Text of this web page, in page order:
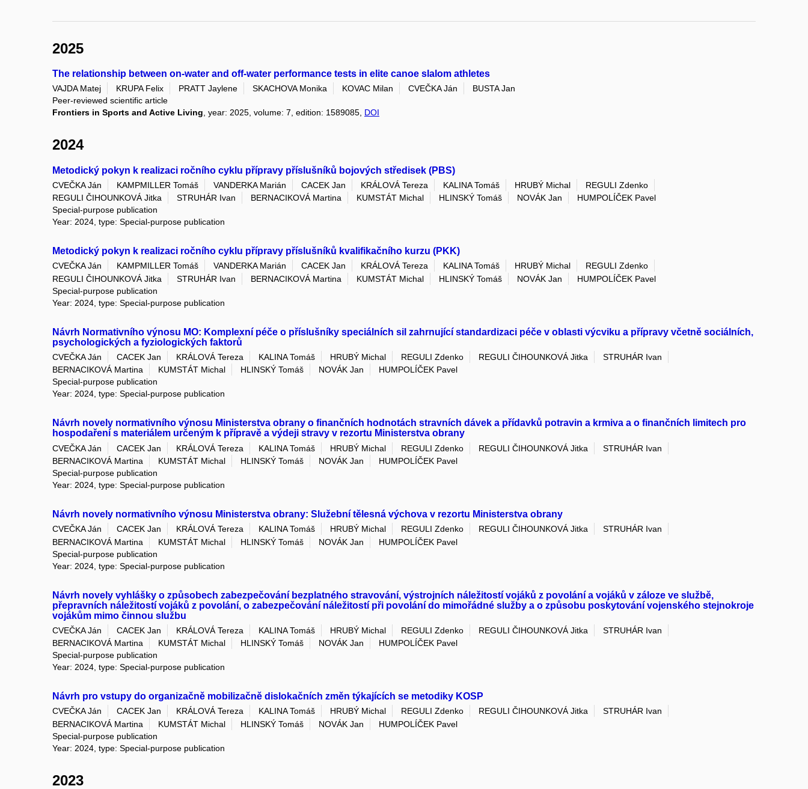
2025
The relationship between on-water and off-water performance tests in elite canoe slalom athletes
VAJDA Matej KRUPA Felix PRATT Jaylene SKACHOVA Monika KOVAC Milan CVEČKA Ján
BUSTA Jan
Peer-reviewed scientific article
Frontiers in Sports and Active Living, year: 2025, volume: 7, edition: 1589085, DOI
2024
Metodický pokyn k realizaci ročního cyklu přípravy příslušníků bojových středisek (PBS)
CVEČKA Ján KAMPMILLER Tomáš VANDERKA Marián CACEK Jan KRÁLOVÁ Tereza KALINA Tomáš HRUBÝ Michal
REGULI Zdenko
REGULI ČIHOUNKOVÁ Jitka
STRUHÁR Ivan BERNACIKOVÁ Martina KUMSTÁT Michal HLINSKÝ Tomáš NOVÁK Jan
HUMPOLÍČEK Pavel
Special-purpose publication
Year: 2024, type: Special-purpose publication
Metodický pokyn k realizaci ročního cyklu přípravy příslušníků kvalifikačního kurzu (PKK)
CVEČKA Ján KAMPMILLER Tomáš VANDERKA Marián CACEK Jan KRÁLOVÁ Tereza KALINA Tomáš HRUBÝ Michal
REGULI Zdenko
REGULI ČIHOUNKOVÁ Jitka
STRUHÁR Ivan BERNACIKOVÁ Martina KUMSTÁT Michal HLINSKÝ Tomáš NOVÁK Jan
HUMPOLÍČEK Pavel
Special-purpose publication
Year: 2024, type: Special-purpose publication
Návrh Normativního výnosu MO: Komplexní péče o příslušníky speciálních sil zahrnující standardizaci péče v oblasti výcviku a přípravy včetně sociálních,
psychologických a fyziologických faktorů
CVEČKA Ján CACEK Jan KRÁLOVÁ Tereza KALINA Tomáš HRUBÝ Michal REGULI Zdenko REGULI ČIHOUNKOVÁ Jitka
STRUHÁR Ivan
BERNACIKOVÁ Martina
KUMSTÁT Michal HLINSKÝ Tomáš NOVÁK Jan
HUMPOLÍČEK Pavel
Special-purpose publication
Year: 2024, type: Special-purpose publication
Návrh novely normativního výnosu Ministerstva obrany o finančních hodnotách stravních dávek a přídavků potravin a krmiva a o finančních limitech pro
hospodaření s materiálem určeným k přípravě a výdeji stravy v rezortu Ministerstva obrany
CVEČKA Ján CACEK Jan KRÁLOVÁ Tereza KALINA Tomáš HRUBÝ Michal REGULI Zdenko REGULI ČIHOUNKOVÁ Jitka
STRUHÁR Ivan
BERNACIKOVÁ Martina
KUMSTÁT Michal HLINSKÝ Tomáš NOVÁK Jan
HUMPOLÍČEK Pavel
Special-purpose publication
Year: 2024, type: Special-purpose publication
Návrh novely normativního výnosu Ministerstva obrany: Služební tělesná výchova v rezortu Ministerstva obrany
CVEČKA Ján CACEK Jan KRÁLOVÁ Tereza KALINA Tomáš HRUBÝ Michal REGULI Zdenko REGULI ČIHOUNKOVÁ Jitka
STRUHÁR Ivan
BERNACIKOVÁ Martina
KUMSTÁT Michal HLINSKÝ Tomáš NOVÁK Jan
HUMPOLÍČEK Pavel
Special-purpose publication
Year: 2024, type: Special-purpose publication
Návrh novely vyhlášky o způsobech zabezpečování bezplatného stravování, výstrojních náležitostí vojáků z povolání a vojáků v záloze ve službě,
přepravních náležitostí vojáků z povolání, o zabezpečování náležitostí při povolání do mimořádné služby a o způsobu poskytování vojenského stejnokroje
vojákům mimo činnou službu
CVEČKA Ján CACEK Jan KRÁLOVÁ Tereza KALINA Tomáš HRUBÝ Michal REGULI Zdenko REGULI ČIHOUNKOVÁ Jitka
STRUHÁR Ivan
BERNACIKOVÁ Martina
KUMSTÁT Michal HLINSKÝ Tomáš NOVÁK Jan
HUMPOLÍČEK Pavel
Special-purpose publication
Year: 2024, type: Special-purpose publication
Návrh pro vstupy do organizačně mobilizačně dislokačních změn týkajících se metodiky KOSP
CVEČKA Ján CACEK Jan KRÁLOVÁ Tereza KALINA Tomáš HRUBÝ Michal REGULI Zdenko REGULI ČIHOUNKOVÁ Jitka
STRUHÁR Ivan
BERNACIKOVÁ Martina
KUMSTÁT Michal HLINSKÝ Tomáš NOVÁK Jan
HUMPOLÍČEK Pavel
Special-purpose publication
Year: 2024, type: Special-purpose publication
2023